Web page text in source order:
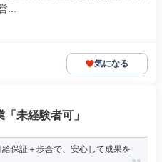
...
気になる
未経験者可」
保証＋歩合で、安心して成果を